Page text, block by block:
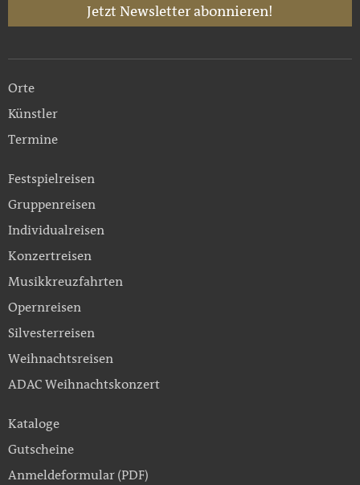
Jetzt Newsletter abonnieren!
Orte
Künstler
Termine
Festspielreisen
Gruppenreisen
Individualreisen
Konzertreisen
Musikkreuzfahrten
Opernreisen
Silvesterreisen
Weihnachtsreisen
ADAC Weihnachtskonzert
Kataloge
Gutscheine
Anmeldeformular (PDF)